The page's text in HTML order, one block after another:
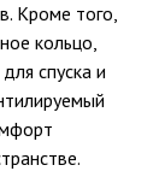
Кроме того,
кольцо,
спуска и